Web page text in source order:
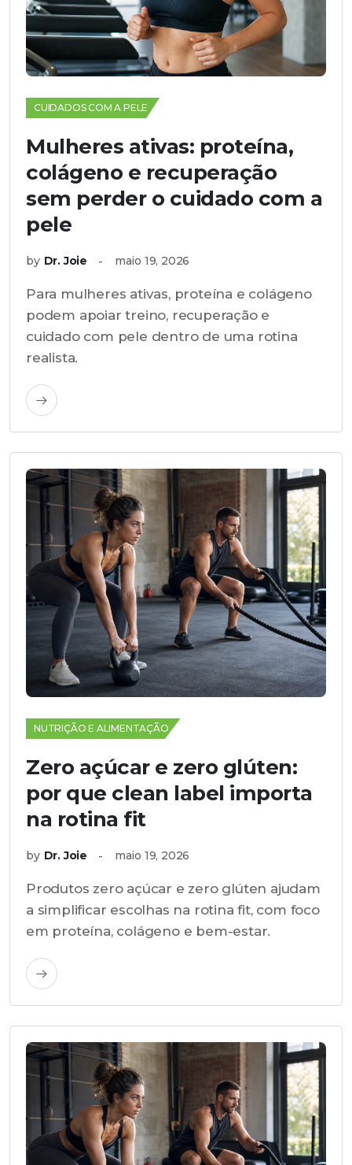
CUIDADOS COM A PELE
Mulheres ativas: proteína,
colágeno e recuperação
sem perder o cuidado com a
pele
by Dr. Joie maio 19, 2026
Para mulheres ativas, proteína e colágeno
podem apoiar treino, recuperação e
cuidado com pele dentro de uma rotina
realista.
NUTRIÇÃO E ALIMENTAÇÃO
Zero açúcar e zero glúten:
por que clean label importa
na rotina fit
by Dr. Joie maio 19, 2026
Produtos zero açúcar e zero glúten ajudam
a simplificar escolhas na rotina fit, com foco
em proteína, colágeno e bem-estar.